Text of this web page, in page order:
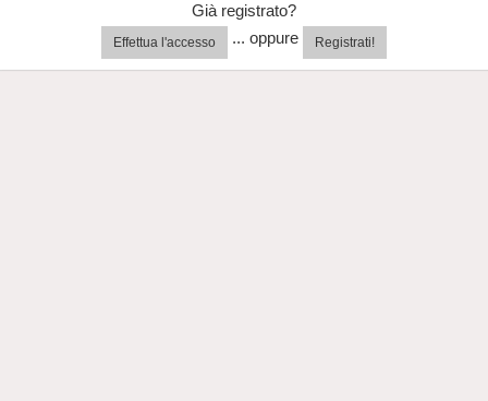
Già registrato?
Effettua l'accesso ... oppure Registrati!